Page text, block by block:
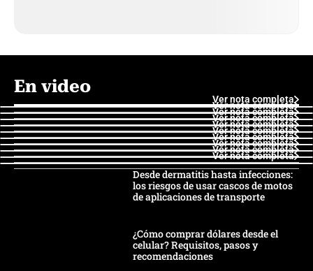
En video
Ver nota completa
Ver nota completa
Ver nota completa
Ver nota completa
Ver nota completa
Ver nota completa
Ver nota completa
Ver nota completa
Ver nota completa
Ver nota completa
Desde dermatitis hasta infecciones:
los riesgos de usar cascos de motos
de aplicaciones de transporte
¿Cómo comprar dólares desde el
celular? Requisitos, pasos y
recomendaciones